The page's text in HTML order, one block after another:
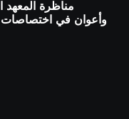
مناظرة المعهد